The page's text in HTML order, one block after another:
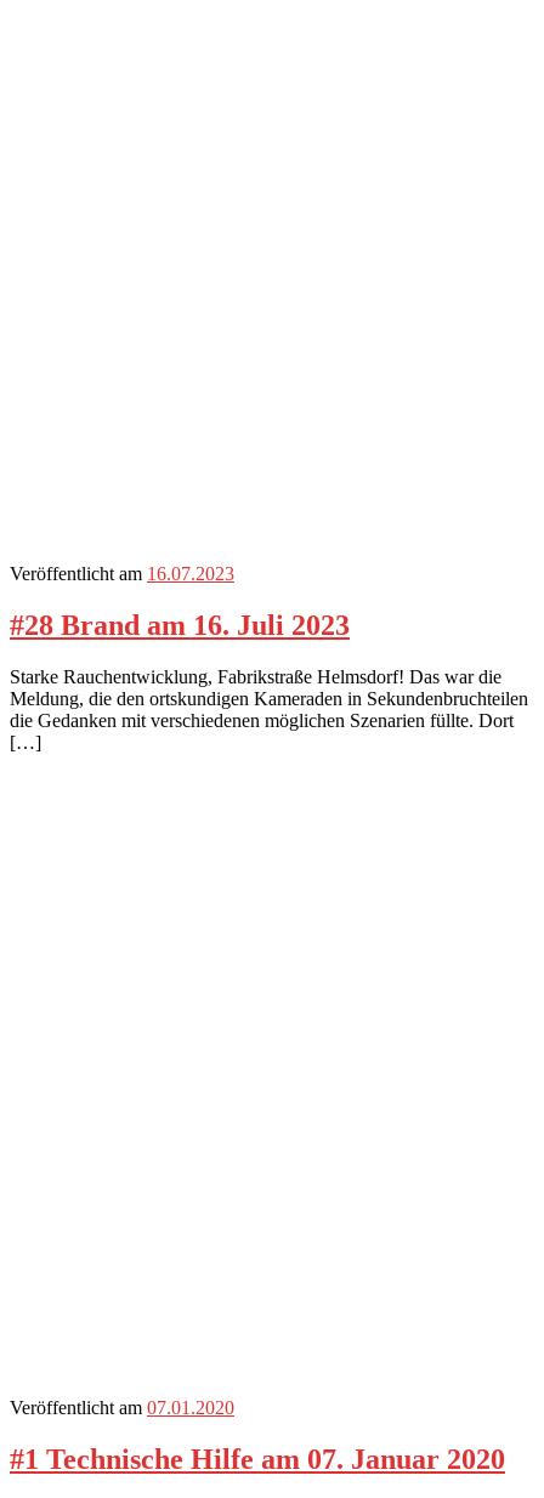
Veröffentlicht am 16.07.2023
#28 Brand am 16. Juli 2023
Starke Rauchentwicklung, Fabrikstraße Helmsdorf! Das war die
Meldung, die den ortskundigen Kameraden in Sekundenbruchteilen
die Gedanken mit verschiedenen möglichen Szenarien füllte. Dort
[…]
Veröffentlicht am 07.01.2020
#1 Technische Hilfe am 07. Januar 2020